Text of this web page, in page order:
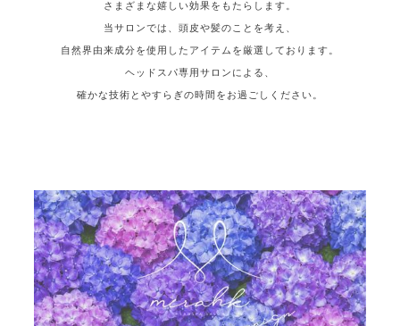
さまざまな嬉しい効果をもたらします。
当サロンでは、頭皮や髪のことを考え、
自然界由来成分を使用したアイテムを厳選しております。
ヘッドスパ専用サロンによる、
確かな技術とやすらぎの時間をお過ごしください。